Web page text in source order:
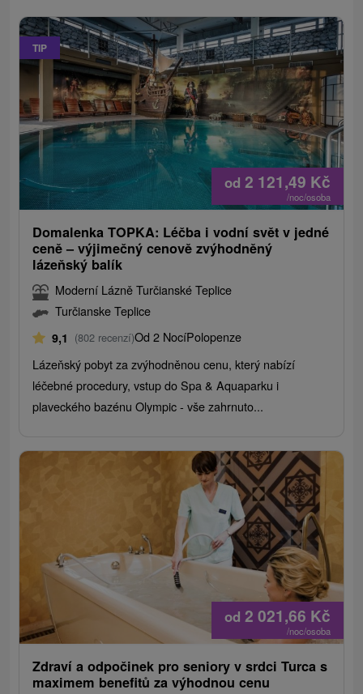
TIP
od 2 121,49 Kč
/noc/osoba
Domalenka TOPKA: Léčba i vodní svět v jedné
ceně – výjimečný cenově zvýhodněný
lázeňský balík
Moderní Lázně Turčianské Teplice
Turčianske Teplice
9,1 (802 recenzí)Od 2 NocíPolopenze
Lázeňský pobyt za zvýhodněnou cenu, který nabízí
léčebné procedury, vstup do Spa & Aquaparku i
plaveckého bazénu Olympic - vše zahrnuto...
od 2 021,66 Kč
/noc/osoba
Zdraví a odpočinek pro seniory v srdci Turca s
maximem benefitů za výhodnou cenu